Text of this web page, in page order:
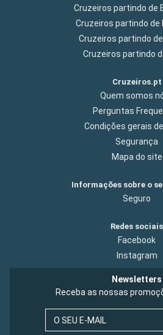
Cruzeiros partindo de
Cruzeiros partindo de
Cruzeiros partindo
Cruzeiros partindo
Cruzeiros.pt
Quem somos
Perguntas
Condições gerais
Segurança
Mapa do site
Informações sobre o
Seguro
Redes sociais
Facebook
Instagram
Newsletters
Receba as nossas
O SEU E-MAIL